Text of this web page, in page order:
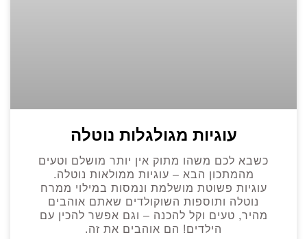
עוגיות מגולגלות נוטלה
כשבא לכם משהו מתוק אין יותר מושלם וטעים
מהמתכון הבא – עוגיות ממולאות נוטלה.
עוגיות פשוטת מושלמת ונמסות במילוי ממרח
נוטלה ותוספות השוקולדים שאתם אוהבים
מהיר, טעים וקל להכנה – וגם אפשר להכין עם
הילדים! הם אוהבים את זה.